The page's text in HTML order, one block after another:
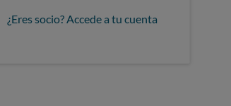
¿Eres socio? Accede a tu cuenta